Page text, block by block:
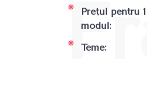
Prețul pentru 1
modul:
Teme: